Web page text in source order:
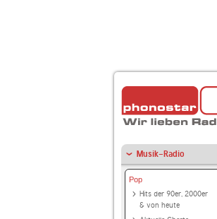
Musik-Radio
Pop
Hits der 90er, 2000er
& von heute